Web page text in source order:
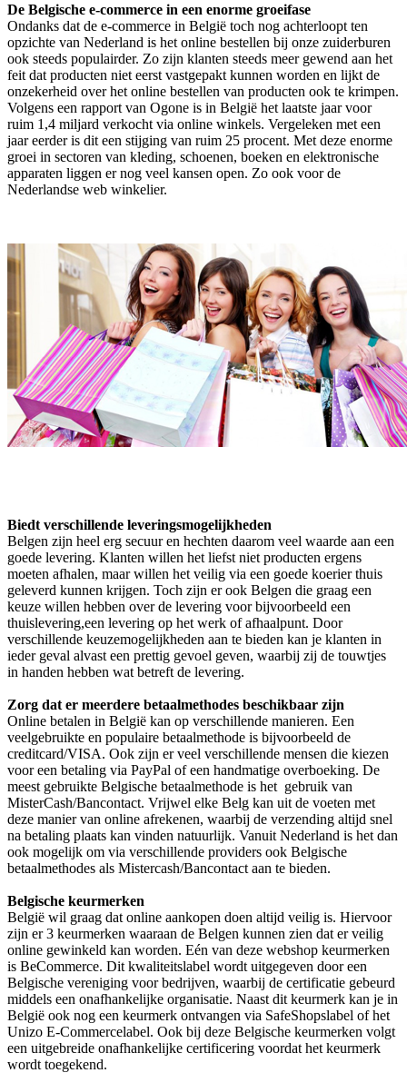
De Belgische e-commerce in een enorme groeifase
Ondanks dat de e-commerce in België toch nog achterloopt ten
opzichte van Nederland is het online bestellen bij onze zuiderburen
ook steeds populairder. Zo zijn klanten steeds meer gewend aan het
feit dat producten niet eerst vastgepakt kunnen worden en lijkt de
onzekerheid over het online bestellen van producten ook te krimpen.
Volgens een rapport van Ogone is in België het laatste jaar voor
ruim 1,4 miljard verkocht via online winkels. Vergeleken met een
jaar eerder is dit een stijging van ruim 25 procent. Met deze enorme
groei in sectoren van kleding, schoenen, boeken en elektronische
apparaten liggen er nog veel kansen open. Zo ook voor de
Nederlandse web winkelier.
Biedt verschillende leveringsmogelijkheden
Belgen zijn heel erg secuur en hechten daarom veel waarde aan een
goede levering. Klanten willen het liefst niet producten ergens
moeten afhalen, maar willen het veilig via een goede koerier thuis
geleverd kunnen krijgen. Toch zijn er ook Belgen die graag een
keuze willen hebben over de levering voor bijvoorbeeld een
thuislevering,een levering op het werk of afhaalpunt. Door
verschillende keuzemogelijkheden aan te bieden kan je klanten in
ieder geval alvast een prettig gevoel geven, waarbij zij de touwtjes
in handen hebben wat betreft de levering.
Zorg dat er meerdere betaalmethodes beschikbaar zijn
Online betalen in België kan op verschillende manieren. Een
veelgebruikte en populaire betaalmethode is bijvoorbeeld de
creditcard/VISA. Ook zijn er veel verschillende mensen die kiezen
voor een betaling via PayPal of een handmatige overboeking. De
meest gebruikte Belgische betaalmethode is het gebruik van
MisterCash/Bancontact. Vrijwel elke Belg kan uit de voeten met
deze manier van online afrekenen, waarbij de verzending altijd snel
na betaling plaats kan vinden natuurlijk. Vanuit Nederland is het dan
ook mogelijk om via verschillende providers ook Belgische
betaalmethodes als Mistercash/Bancontact aan te bieden.
Belgische keurmerken
België wil graag dat online aankopen doen altijd veilig is. Hiervoor
zijn er 3 keurmerken waaraan de Belgen kunnen zien dat er veilig
online gewinkeld kan worden. Eén van deze webshop keurmerken
is BeCommerce. Dit kwaliteitslabel wordt uitgegeven door een
Belgische vereniging voor bedrijven, waarbij de certificatie gebeurd
middels een onafhankelijke organisatie. Naast dit keurmerk kan je in
België ook nog een keurmerk ontvangen via SafeShopslabel of het
Unizo E-Commercelabel. Ook bij deze Belgische keurmerken volgt
een uitgebreide onafhankelijke certificering voordat het keurmerk
wordt toegekend.